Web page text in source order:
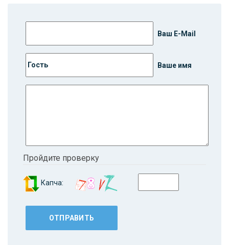
Ваш E-Mail
Ваше имя
Пройдите проверку
Капча: